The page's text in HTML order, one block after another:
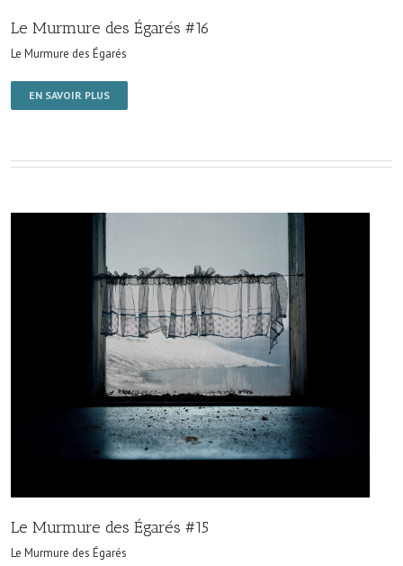
Le Murmure des Égarés #16
Le Murmure des Égarés
EN SAVOIR PLUS
Le Murmure des Égarés #15
Le Murmure des Égarés